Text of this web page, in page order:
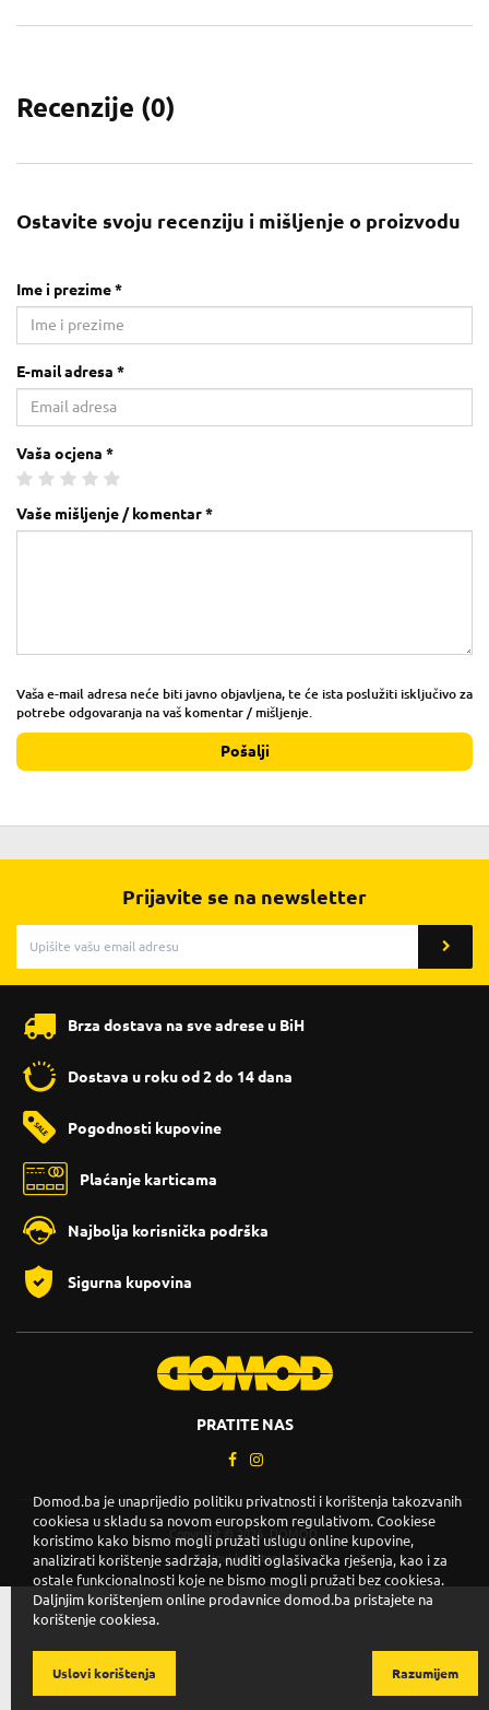
Recenzije (0)
Ostavite svoju recenziju i mišljenje o proizvodu
Ime i prezime *
E-mail adresa *
Vaša ocjena *
Vaše mišljenje / komentar *
Vaša e-mail adresa neće biti javno objavljena, te će ista poslužiti isključivo za
potrebe odgovaranja na vaš komentar / mišljenje.
Pošalji
Prijavite se na newsletter
Brza dostava na sve adrese u BiH
Dostava u roku od 2 do 14 dana
Pogodnosti kupovine
Plaćanje karticama
Najbolja korisnička podrška
Sigurna kupovina
PRATITE NAS
Copyright © 2026. DOMOD.
Uslovi korištenja.
Domod.ba je unaprijedio politiku privatnosti i korištenja takozvanih
cookiesa u skladu sa novom europskom regulativom. Cookiese
koristimo kako bismo mogli pružati uslugu online kupovine,
analizirati korištenje sadržaja, nuditi oglašivačka rješenja, kao i za
ostale funkcionalnosti koje ne bismo mogli pružati bez cookiesa.
Daljnjim korištenjem online prodavnice domod.ba pristajete na
korištenje cookiesa.
Razumijem
Uslovi korištenja